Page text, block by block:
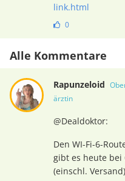
link.html
0
Alle Kommentare
Rapunzeloid
ärztin
@Dealdoktor:
Den WI-Fi-6-
gibt es heute bei
(einschl.